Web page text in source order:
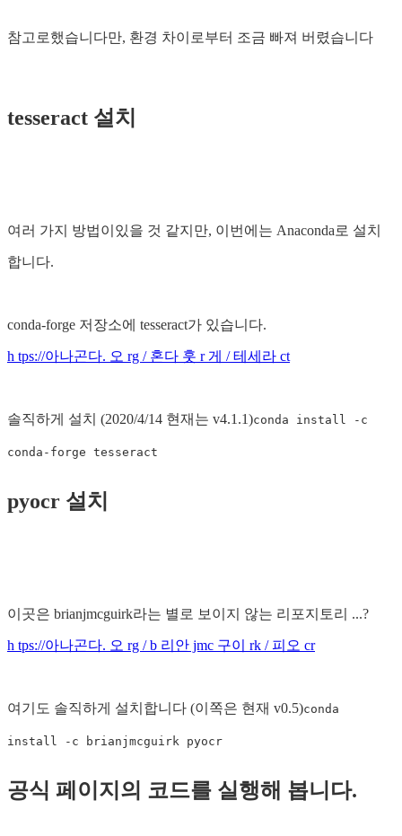
참고로했습니다만, 환경 차이로부터 조금 빠져 버렸습니다
tesseract 설치
여러 가지 방법이있을 것 같지만, 이번에는 Anaconda로 설치
합니다.
conda-forge 저장소에 tesseract가 있습니다.
h tps://아나곤다. 오 rg / 혼다 훗 r 게 / 테세라 ct
솔직하게 설치 (2020/4/14 현재는 v4.1.1)conda install -c
conda-forge tesseract
pyocr 설치
이곳은 brianjmcguirk라는 별로 보이지 않는 리포지토리 ...?
h tps://아나곤다. 오 rg / b 리안 jmc 구이 rk / 피오 cr
여기도 솔직하게 설치합니다 (이쪽은 현재 v0.5)conda
install -c brianjmcguirk pyocr
공식 페이지의 코드를 실행해 봅니다.